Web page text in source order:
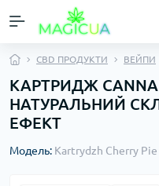
CBD ПРОДУКТИ ВЕЙПИ
КАРТРИДЖ
НАТУРАЛЬНИЙ
ЕФЕКТ
Модель: Kartrydzh Cherry Pie